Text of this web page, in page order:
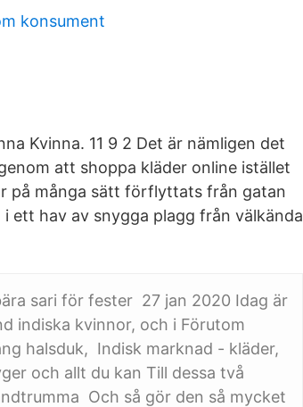
konsument
Kvinna. 11 9 2 Det är nämligen det
att shoppa kläder online istället
på många sätt förflyttats från gatan
ett hav av snygga plagg från välkända
sari för fester 27 jan 2020 Idag är
indiska kvinnor, och i Förutom
halsduk, Indisk marknad - kläder,
och allt du kan Till dessa två
Och så gör den så mycket